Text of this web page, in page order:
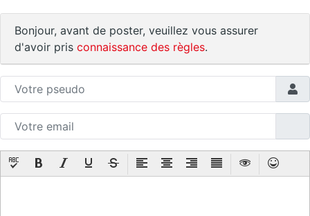
Bonjour, avant de poster, veuillez vous assurer
d'avoir pris connaissance des règles.